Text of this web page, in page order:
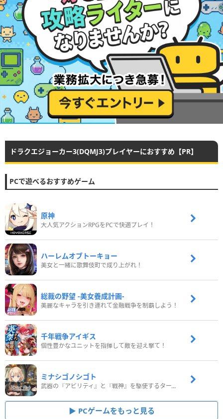
ドラクエジョーカー3(DQMJ3)プレイヤーにおすすめ【PR】
PCで遊べるおすすめゲーム
原神
大人気アクションRPGをPCで快適プレイ！
ハーレムオブトーキョー
美女と一緒に歌舞伎町で成り上がれ！
総裁の野望 -美女養成計画-
美麗なキャラを引き連れて金融戦争を制覇しよう！
千年戦争アイギス
個性豊かなユニットを指揮して敵を迎え撃て！
ミナシゴノシゴト
武器の『アビリティ』と『戦神』を駆使するターン制コマンドバトルRPG！
PCゲームをもっと見る